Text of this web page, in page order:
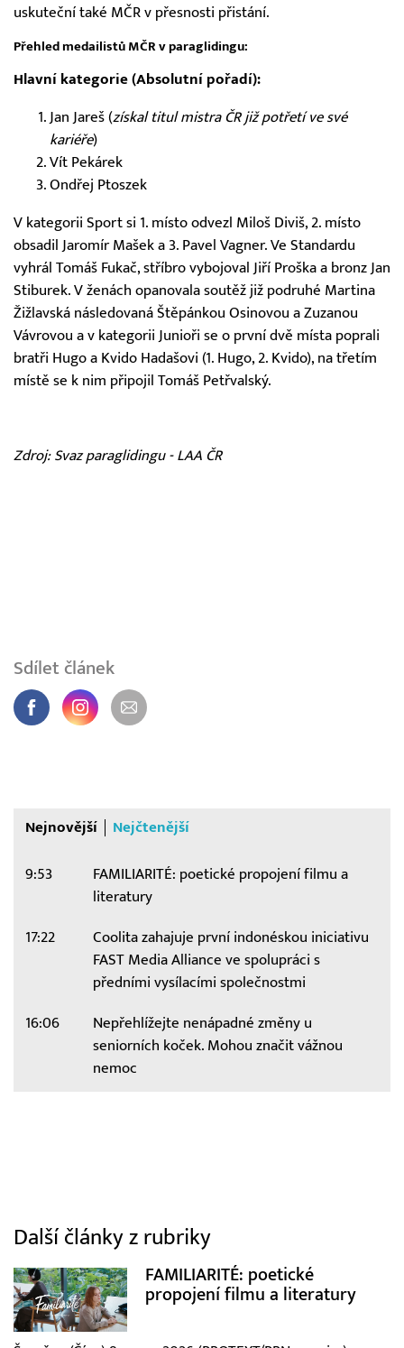
uskuteční také MČR v přesnosti přistání.
Přehled medailistů MČR v paraglidingu:
Hlavní kategorie (Absolutní pořadí):
Jan Jareš (získal titul mistra ČR již potřetí ve své
kariéře)
Vít Pekárek
Ondřej Ptoszek
V kategorii Sport si 1. místo odvezl Miloš Diviš, 2. místo
obsadil Jaromír Mašek a 3. Pavel Vagner. Ve Standardu
vyhrál Tomáš Fukač, stříbro vybojoval Jiří Proška a bronz Jan
Stiburek. V ženách opanovala soutěž již podruhé Martina
Žižlavská následovaná Štěpánkou Osinovou a Zuzanou
Vávrovou a v kategorii Junioři se o první dvě místa poprali
bratři Hugo a Kvido Hadašovi (1. Hugo, 2. Kvido), na třetím
místě se k nim připojil Tomáš Petřvalský.
Zdroj: Svaz paraglidingu - LAA ČR
Sdílet článek
Nejnovější Nejčtenější
9:53
FAMILIARITÉ: poetické propojení filmu a
literatury
17:22
Coolita zahajuje první indonéskou iniciativu
FAST Media Alliance ve spolupráci s
předními vysílacími společnostmi
16:06
Nepřehlížejte nenápadné změny u
seniorních koček. Mohou značit vážnou
nemoc
Další články z rubriky
FAMILIARITÉ: poetické
propojení filmu a literatury